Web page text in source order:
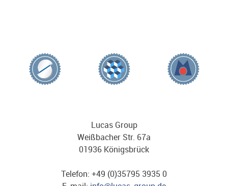
Ein besonderer Dank geht an
einen engagierten Kollegen aus
unserem Team, der dieses
View on Facebook
REWE Team Challenge 2026 –
Lucas Group
Weißbacher Str. 67a
01936 Königsbrück
Telefon: +49 (0)35795 3935 0